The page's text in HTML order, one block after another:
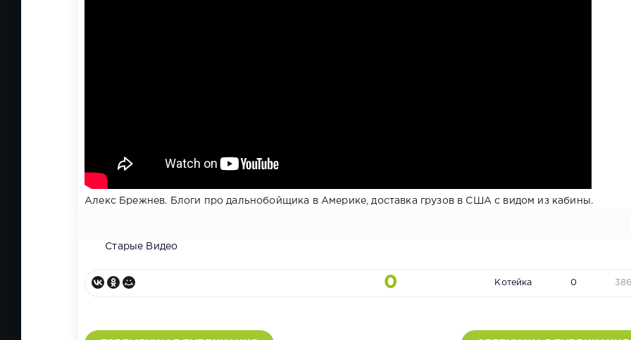
Алекс Брежнев. Блоги про дальнобойщика в Америке, доставка грузов в США с видом из кабины.
Старые Видео
0 Котейка 0